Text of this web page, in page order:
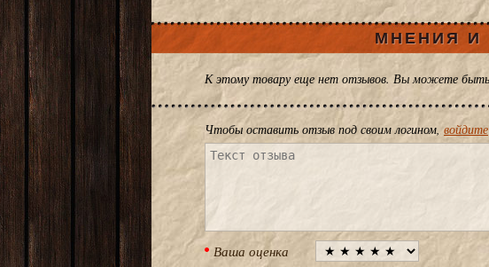
МНЕНИЯ И
К этому товару еще нет отзывов. Вы можете
Чтобы оставить отзыв под своим логином,войдите
Ваша оценка